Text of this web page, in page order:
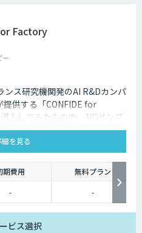
Factory
ー
ス研究機関発のAI R&Dカンパ
提供する「CONFIDE for
入してみたものの、NGサンプ
いお客様向けに、少数のNG
を生成するソリューションの
を見る
期費用
無料プラン
- -
ビス選択